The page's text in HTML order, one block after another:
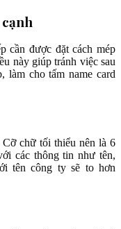
cần được đặt cách mép
này giúp tránh việc sau
làm cho tấm name card
chữ tối thiểu nên là 6
các thông tin như tên,
tên công ty sẽ to hơn